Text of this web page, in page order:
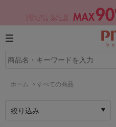
ホーム > すべての商品
絞り込み